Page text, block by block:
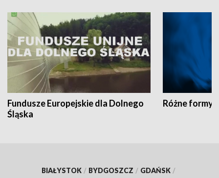
Fundusze Europejskie dla Dolnego
Śląska
Różne formy
BIAŁYSTOK / BYDGOSZCZ / GDAŃSK /